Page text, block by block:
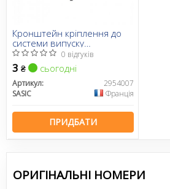
Кронштейн кріплення до
системи випуску
відпрацьованих газів
0 відгуків
3 ₴ сьогодні
Артикул:
2954007
SASIC
Франція
ПРИДБАТИ
ОРИГІНАЛЬНІ НОМЕРИ